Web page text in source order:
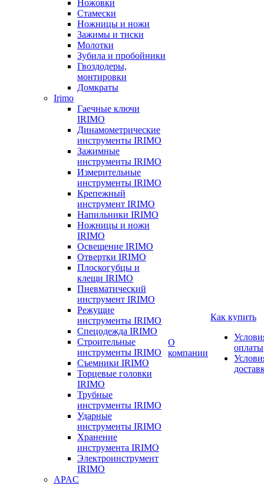
Ножовки
Стамески
Ножницы и ножи
Зажимы и тиски
Молотки
Зубила и пробойники
Гвоздодеры,
монтировки
Домкраты
Irimo
Гаечные ключи
IRIMO
Динамометрические
инструменты IRIMO
Зажимные
инструменты IRIMO
Измерительные
инструменты IRIMO
Крепежный
инструмент IRIMO
Напильники IRIMO
Ножницы и ножи
IRIMO
Освещение IRIMO
Отвертки IRIMO
Плоскогубцы и
клещи IRIMO
Пневматический
инструмент IRIMO
Режущие
инструменты IRIMO
Спецодежда IRIMO
Строительные
инструменты IRIMO
Съемники IRIMO
Торцевые головки
IRIMO
Трубные
инструменты IRIMO
Ударные
инструменты IRIMO
Хранение
инструмента IRIMO
Электроинструмент
IRIMO
APAC
О
компании
Как купить
оплаты